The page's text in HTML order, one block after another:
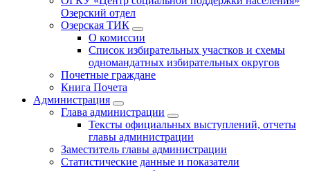
Озерский отдел
Озерская ТИК
О комиссии
Список избирательных участков и схемы
одномандатных избирательных округов
Почетные граждане
Книга Почета
Администрация
Глава администрации
Тексты официальных выступлений, отчеты
главы администрации
Заместитель главы администрации
Статистические данные и показатели